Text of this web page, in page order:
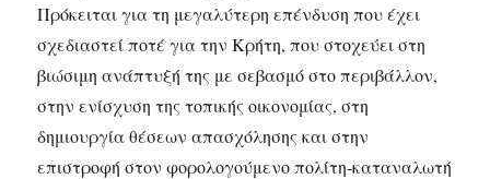
Πρόκειται για τη μεγαλύτερη επένδυση που έχει
σχεδιαστεί ποτέ για την Κρήτη, που στοχεύει στη
βιώσιμη ανάπτυξή της με σεβασμό στο περιβάλλον,
στην ενίσχυση της τοπικής οικονομίας, στη
δημιουργία θέσεων απασχόλησης και στην
επιστροφή στον φορολογούμενο πολίτη-καταναλωτή